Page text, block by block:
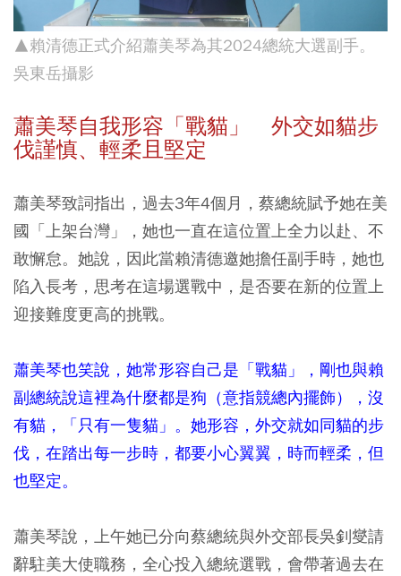
▲賴清德正式介紹蕭美琴為其2024總統大選副手。
吳東岳攝影
蕭美琴自我形容「戰貓」 外交如貓步
伐謹慎、輕柔且堅定
蕭美琴致詞指出，過去3年4個月，蔡總統賦予她在美
國「上架台灣」，她也一直在這位置上全力以赴、不
敢懈怠。她說，因此當賴清德邀她擔任副手時，她也
陷入長考，思考在這場選戰中，是否要在新的位置上
迎接難度更高的挑戰。
蕭美琴也笑說，她常形容自己是「戰貓」，剛也與賴
副總統說這裡為什麼都是狗（意指競總內擺飾），沒
有貓，「只有一隻貓」。她形容，外交就如同貓的步
伐，在踏出每一步時，都要小心翼翼，時而輕柔，但
也堅定。
蕭美琴說，上午她已分向蔡總統與外交部長吳釗燮請
辭駐美大使職務，全心投入總統選戰，會帶著過去在